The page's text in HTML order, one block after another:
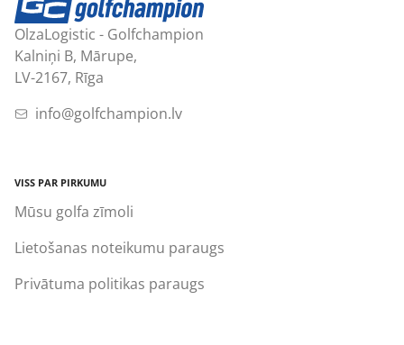
OlzaLogistic - Golfchampion
Kalniņi B, Mārupe,
LV-2167, Rīga
info@golfchampion.lv
VISS PAR PIRKUMU
Mūsu golfa zīmoli
Lietošanas noteikumu paraugs
Privātuma politikas paraugs